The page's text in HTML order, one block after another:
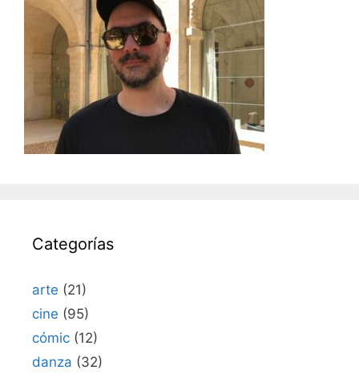
Categorías
arte (21)
cine (95)
cómic (12)
danza (32)